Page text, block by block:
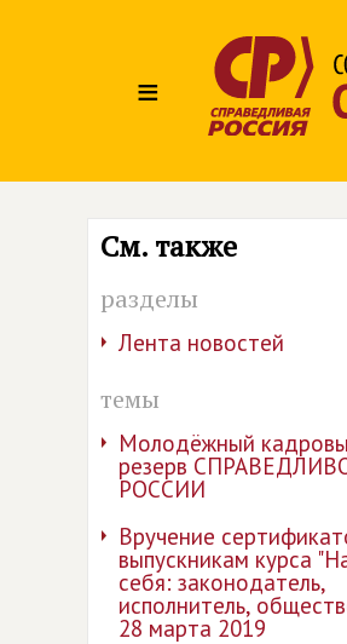
≡
См. также
разделы
Лента новостей
темы
Молодёжный
резерв
РОССИИ
Вручение
выпускникам курса
себя: законодатель,
исполнитель,
28 марта 2019